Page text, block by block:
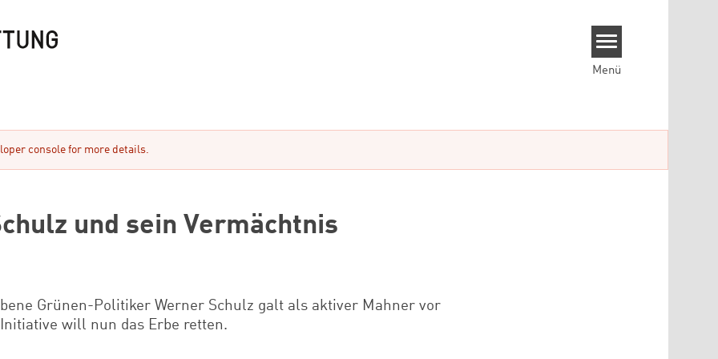
Menü
console for more details.
und sein Vermächtnis
Grünen-Politiker Werner Schulz galt als aktiver Mahner vor
will nun das Erbe retten.